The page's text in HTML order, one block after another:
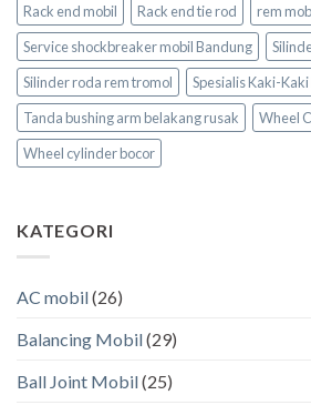
Rack end mobil
Rack end tie rod
rem
Service shockbreaker mobil Bandung
Silinder roda rem tromol
Spesialis Kaki-
Tanda bushing arm belakang rusak
Wheel
Wheel cylinder bocor
KATEGORI
AC mobil(26)
Balancing Mobil(29)
Ball Joint Mobil(25)